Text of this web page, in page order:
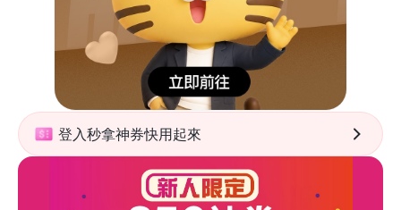
登入秒拿神券快用起來